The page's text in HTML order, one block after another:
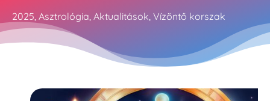
2025, Asztrológia, Aktualitások, Vízöntő korszak